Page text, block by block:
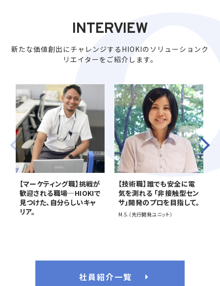
INTERVIEW
新たな価値創出にチャレンジするHIOKIのソリューションク
リエイターをご紹介します。
【マーケティング職】挑戦が
歓迎される職場─HIOKIで
見つけた、自分らしいキャ
リア。
【技術職】誰でも安全に電
気を測れる 「非接触型セン
サ」開発のプロを目指して。
M.S.（先行開発ユニット）
社員紹介一覧